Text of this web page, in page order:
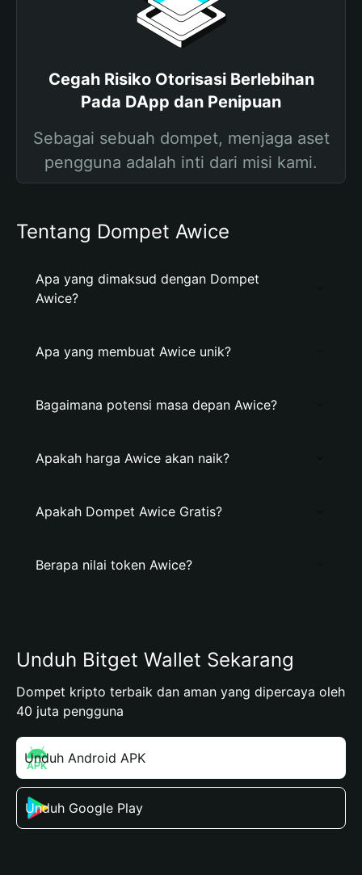
Cegah Risiko Otorisasi Berlebihan
Pada DApp dan Penipuan
Sebagai sebuah dompet, menjaga aset
pengguna adalah inti dari misi kami.
Tentang Dompet Awice
Apa yang dimaksud dengan Dompet
Awice?
Apa yang membuat Awice unik?
Bagaimana potensi masa depan Awice?
Apakah harga Awice akan naik?
Apakah Dompet Awice Gratis?
Berapa nilai token Awice?
Unduh Bitget Wallet Sekarang
Dompet kripto terbaik dan aman yang dipercaya oleh
40 juta pengguna
Unduh Android APK
Unduh Google Play